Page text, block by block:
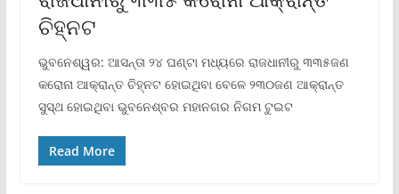
ଚିହ୍ନଟ
ଭୁବନେଶ୍ୱର: ଆସନ୍ତା ୨୪ ଘଣ୍ଟା ମଧ୍ୟରେ ରାଜଧାନୀରୁ ୩୩୫ଜଣ
କରୋନା ଆକ୍ରାନ୍ତ ଚିହ୍ନଟ ହୋଇଥିବା ବେଳେ ୨୩୦ଜଣ ଆକ୍ରାନ୍ତ
ସୁସ୍ଥ ହୋଇଥିବା ଭୁବନେଶ୍ବର ମହାନଗର ନିଗମ ଟୁଇଟ
Read More